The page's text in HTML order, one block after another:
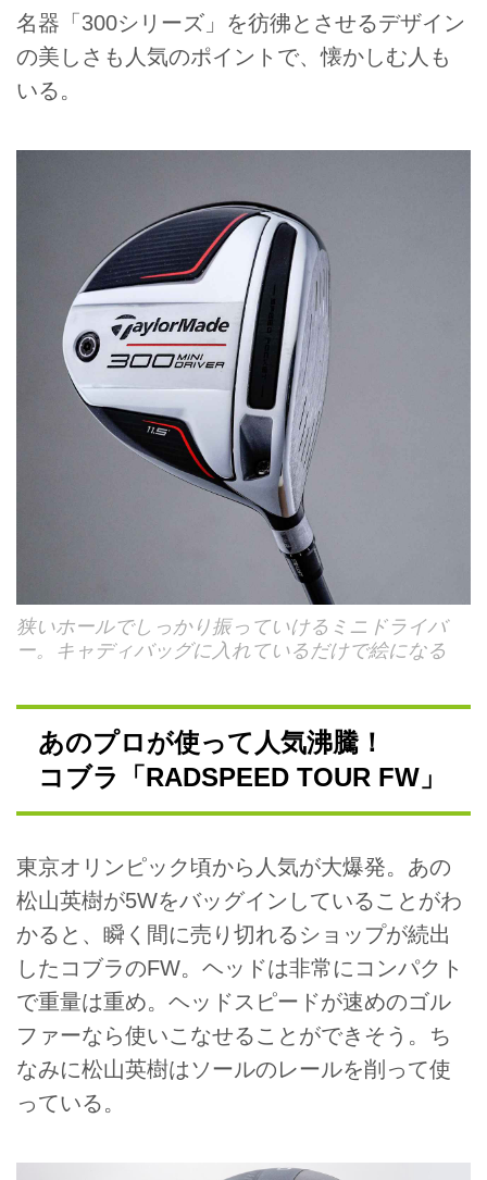
名器「300シリーズ」を彷彿とさせるデザイン
の美しさも人気のポイントで、懐かしむ人も
いる。
狭いホールでしっかり振っていけるミニドライバ
ー。キャディバッグに入れているだけで絵になる
あのプロが使って人気沸騰！
コブラ「RADSPEED TOUR FW」
東京オリンピック頃から人気が大爆発。あの
松山英樹が5Wをバッグインしていることがわ
かると、瞬く間に売り切れるショップが続出
したコブラのFW。ヘッドは非常にコンパクト
で重量は重め。ヘッドスピードが速めのゴル
ファーなら使いこなせることができそう。ち
なみに松山英樹はソールのレールを削って使
っている。